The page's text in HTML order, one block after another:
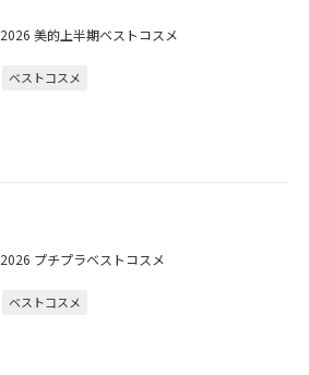
2026 美的上半期ベストコスメ
ベストコスメ
2026 プチプラベストコスメ
ベストコスメ